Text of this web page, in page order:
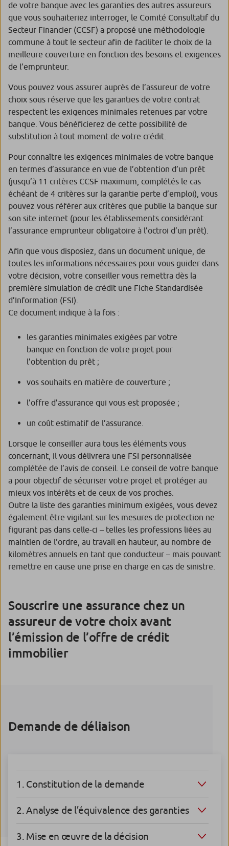
de votre banque avec les garanties des autres assureurs
que vous souhaiteriez interroger, le Comité Consultatif du
Secteur Financier (CCSF) a proposé une méthodologie
commune à tout le secteur afin de faciliter le choix de la
meilleure couverture en fonction des besoins et exigences
de l’emprunteur.
Vous pouvez vous assurer auprès de l’assureur de votre
choix sous réserve que les garanties de votre contrat
respectent les exigences minimales retenues par votre
banque. Vous bénéficierez de cette possibilité de
substitution à tout moment de votre crédit.
Pour connaître les exigences minimales de votre banque
en termes d’assurance en vue de l’obtention d’un prêt
(jusqu’à 11 critères CCSF maximum, complétés le cas
échéant de 4 critères sur la garantie perte d’emploi), vous
pouvez vous référer aux critères que publie la banque sur
son site internet (pour les établissements considérant
l’assurance emprunteur obligatoire à l’octroi d’un prêt).
Afin que vous disposiez, dans un document unique, de
toutes les informations nécessaires pour vous guider dans
votre décision, votre conseiller vous remettra dès la
première simulation de crédit une Fiche Standardisée
d’Information (FSI).
Ce document indique à la fois :
les garanties minimales exigées par votre
banque en fonction de votre projet pour
l’obtention du prêt ;
vos souhaits en matière de couverture ;
l’offre d’assurance qui vous est proposée ;
un coût estimatif de l’assurance.
Lorsque le conseiller aura tous les éléments vous
concernant, il vous délivrera une FSI personnalisée
complétée de l’avis de conseil. Le conseil de votre banque
a pour objectif de sécuriser votre projet et protéger au
mieux vos intérêts et de ceux de vos proches.
Outre la liste des garanties minimum exigées, vous devez
également être vigilant sur les mesures de protection ne
figurant pas dans celle-ci – telles les professions liées au
maintien de l’ordre, au travail en hauteur, au nombre de
kilomètres annuels en tant que conducteur – mais pouvant
remettre en cause une prise en charge en cas de sinistre.
Souscrire une assurance chez un
assureur de votre choix avant
l’émission de l’offre de crédit
immobilier
Demande de déliaison
1. Constitution de la demande
2. Analyse de l’équivalence des garanties
3. Mise en œuvre de la décision